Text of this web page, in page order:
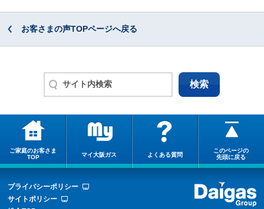
お客さまの声TOPページへ戻る
ご家庭のお客さま
TOP
マイ大阪ガス よくある質問
このページの
先頭に戻る
プライバシーポリシー
サイトポリシー